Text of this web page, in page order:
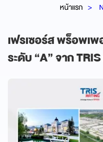
หน้าแรก
เฟรเซอร์ส พร็อพเ
ระดับ “A” จาก